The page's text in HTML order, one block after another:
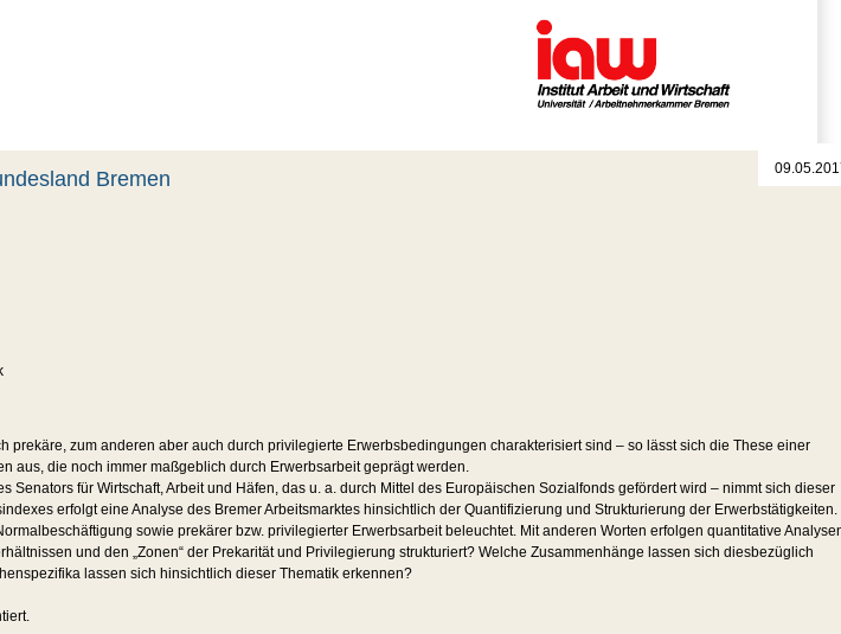
Bremen
zum anderen aber auch durch privilegierte Erwerbsbedingungen charakterisiert sind – so lässt sich die These einer
aus, die noch immer maßgeblich durch Erwerbsarbeit geprägt werden.
für Wirtschaft, Arbeit und Häfen, das u. a. durch Mittel des Europäischen Sozialfonds gefördert wird – nimmt sich dieser
erfolgt eine Analyse des Bremer Arbeitsmarktes hinsichtlich der Quantifizierung und Strukturierung der Erwerbstätigkeiten.
sowie prekärer bzw. privilegierter Erwerbsarbeit beleuchtet. Mit anderen Worten erfolgen quantitative
und den „Zonen“ der Prekarität und Privilegierung strukturiert? Welche Zusammenhänge lassen sich diesbezüglich
lassen sich hinsichtlich dieser Thematik erkennen?